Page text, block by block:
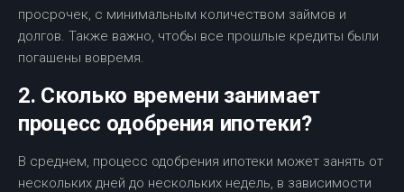
просрочек, с минимальным количеством займов и
долгов. Также важно, чтобы все прошлые кредиты были
погашены вовремя.
2. Сколько времени занимает
процесс одобрения ипотеки?
В среднем, процесс одобрения ипотеки может занять от
нескольких дней до нескольких недель, в зависимости